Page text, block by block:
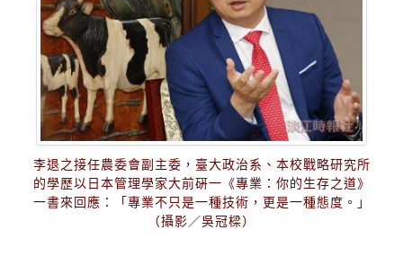
李退之接任農委會副主委，臺大政治系、本校戰略研究所
的學歷以日本管理學家大前硏一《專業：你的生存之道》
一書來回應：「專業不只是一種技術，更是一種態度。」
（攝影／吳冠樑）